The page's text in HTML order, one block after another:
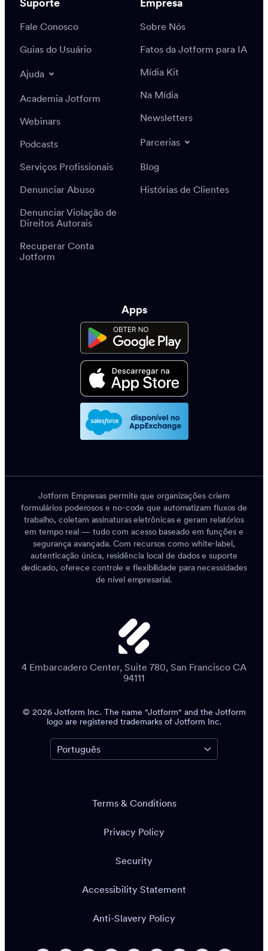
Suporte
Fale Conosco
Guias do Usuário
Ajuda
Academia Jotform
Webinars
Podcasts
Serviços Profissionais
Denunciar Abuso
Direitos Autorais
Empresa
Sobre Nós
Fatos da Jotform para IA
Mídia Kit
Na Mídia
Newsletters
Parcerias
Blog
Apps
Jotform Empresas permite que organizações criem
formulários poderosos e no-code que automatizam fluxos de
trabalho, coletam assinaturas eletrônicas e geram relatórios
em tempo real — tudo com acesso baseado em funções e
segurança avançada. Com recursos como white-label,
autenticação única, residência local de dados e suporte
Jotform são marcas registradas da Jotform Inc.
Termos e Condições
Política de Privacidade
Segurança
Declaração de Acessibilidade